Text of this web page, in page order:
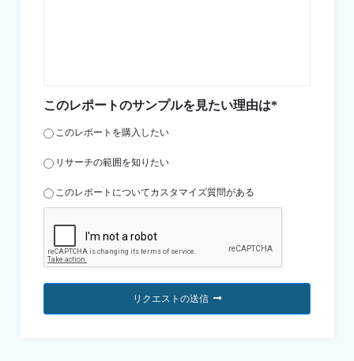
このレポートのサンプルを見たい理由は*
このレポートを購入したい
リサーチの範囲を知りたい
このレポートについてカスタマイズ質問がある
リクエストの送信